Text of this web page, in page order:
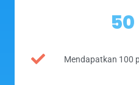
50
Mendapatkan 100